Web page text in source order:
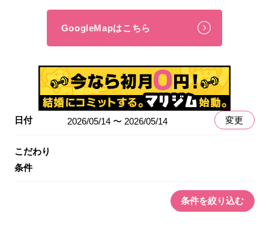
GoogleMapはこちら
日付 2026/05/14 〜 2026/05/14 変更
こだわり
条件
条件を絞り込む